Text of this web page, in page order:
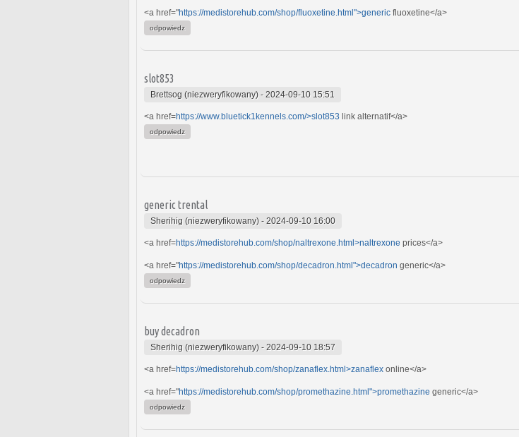
<a href="https://medistorehub.com/shop/fluoxetine.html">generic fluoxetine</a>
odpowiedz
slot853
Brettsog (niezweryfikowany) - 2024-09-10 15:51
<a href=https://www.bluetick1kennels.com/>slot853 link alternatif</a>
odpowiedz
generic trental
Sherihig (niezweryfikowany) - 2024-09-10 16:00
<a href=https://medistorehub.com/shop/naltrexone.html>naltrexone prices</a>
<a href="https://medistorehub.com/shop/decadron.html">decadron generic</a>
odpowiedz
buy decadron
Sherihig (niezweryfikowany) - 2024-09-10 18:57
<a href=https://medistorehub.com/shop/zanaflex.html>zanaflex online</a>
<a href="https://medistorehub.com/shop/promethazine.html">promethazine generic</a>
odpowiedz